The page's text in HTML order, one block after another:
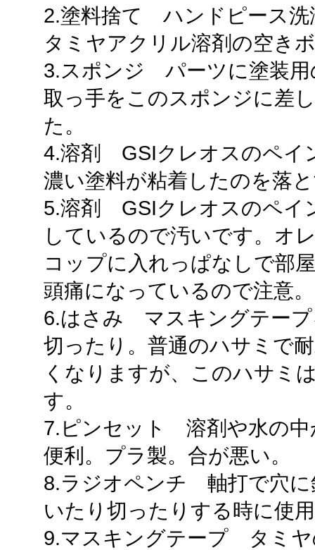
2.塗料捨て ハンドピース洗
タミヤアクリル溶剤の空き
3.スポンジ パーツに塗装用
取っ手をこのスポンジに差
た。
4.溶剤 GSIクレオスのペイ
濃い塗料が粘着したのを落
5.溶剤 GSIクレオスのペイ
しているので汚いです。オ
コップに入れっぱなしで部
頭痛になっているので注意。
6.はさみ マスキングテープ
切ったり。普通のハサミで
くなりますが、このハサミ
す。
7.ピンセット 溶剤や水の中
便利。プラ製。合が悪い。
8.ラジオペンチ 軸打で穴に
いたり切ったりする時に使
9.マスキングテープ タミヤ